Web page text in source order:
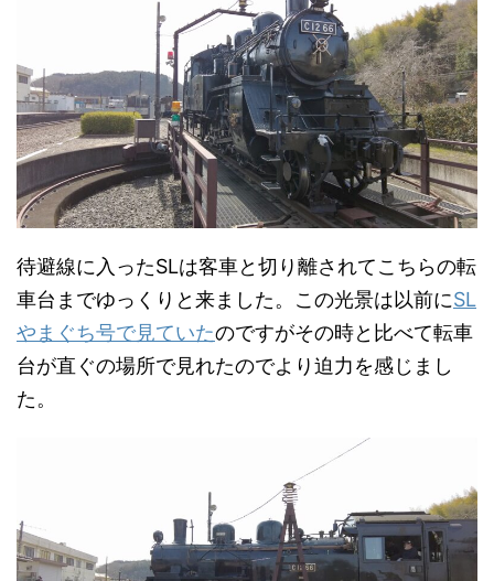
待避線に入ったSLは客車と切り離されてこちらの転
車台までゆっくりと来ました。この光景は以前にSL
やまぐち号で見ていたのですがその時と比べて転車
台が直ぐの場所で見れたのでより迫力を感じまし
た。